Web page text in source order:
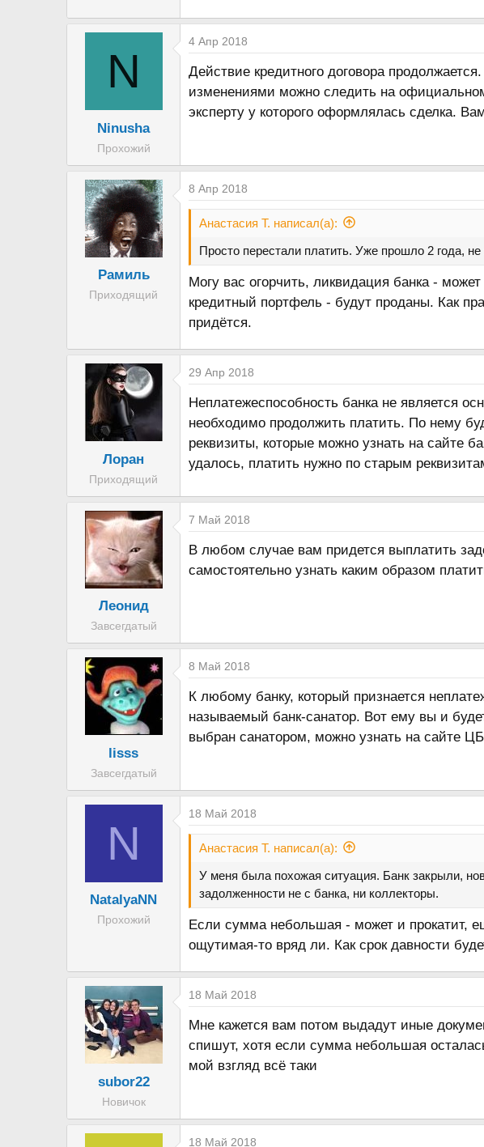
N
Ninusha
Прохожий
4 Апр 2018
Действие кредитного договора
изменениями можно следить на
эксперту у которого оформлялась сделка.
Рамиль
Приходящий
8 Апр 2018
Анастасия Т. написал(а):
Просто перестали платить. Уже прошло 2 года,
Могу вас огорчить, ликвидация банка -
кредитный портфель - будут проданы. Как
придётся.
Лоран
Приходящий
29 Апр 2018
Неплатежеспособность банка не является
необходимо продолжить платить. По нему
реквизиты, которые можно узнать на сайте
удалось, платить нужно по старым
Леонид
Завсегдатый
7 Май 2018
В любом случае вам придется выплатить
самостоятельно узнать каким образом
lisss
Завсегдатый
8 Май 2018
К любому банку, который признается
называемый банк-санатор. Вот ему вы и
выбран санатором, можно узнать на сайте
N
NatalyaNN
Прохожий
18 Май 2018
Анастасия Т. написал(а):
У меня была похожая ситуация. Банк закрыли,
задолженности не с банка, ни коллекторы.
Если сумма небольшая - может и прокатит,
ощутимая-то вряд ли. Как срок давности
subor22
Новичок
18 Май 2018
Мне кажется вам потом выдадут иные
спишут, хотя если сумма небольшая
мой взгляд всё таки
18 Май 2018